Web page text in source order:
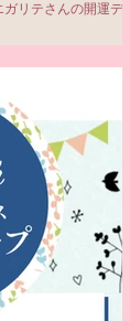
リテさんの開運ディ
目的のディナー。 今
バーニャカウダー...